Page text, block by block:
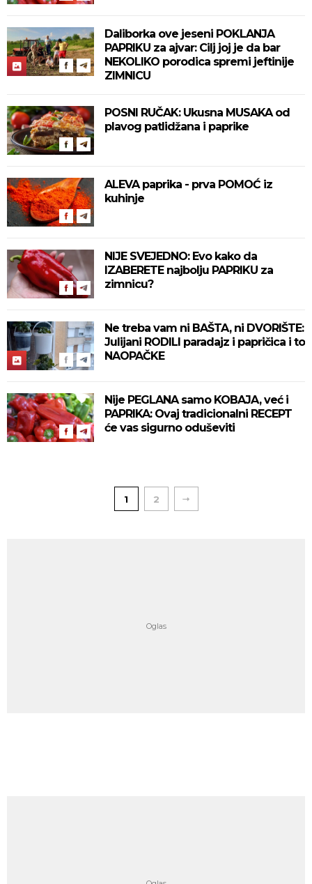
Daliborka ove jeseni POKLANJA
PAPRIKU za ajvar: Cilj joj je da bar
NEKOLIKO porodica spremi jeftinije
ZIMNICU
POSNI RUČAK: Ukusna MUSAKA od
plavog patlidžana i paprike
ALEVA paprika - prva POMOĆ iz
kuhinje
NIJE SVEJEDNO: Evo kako da
IZABERETE najbolju PAPRIKU za
zimnicu?
Ne treba vam ni BAŠTA, ni DVORIŠTE:
Julijani RODILI paradajz i papričica i to
NAOPAČKE
Nije PEGLANA samo KOBAJA, već i
PAPRIKA: Ovaj tradicionalni RECEPT
će vas sigurno oduševiti
1 2